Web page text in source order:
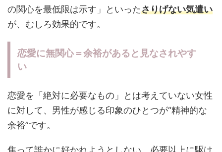
の関心を最低限は示す」といったさりげない気遣い
が、むしろ効果的です。
恋愛に無関心＝余裕があると見なされやす
い
恋愛を「絶対に必要なもの」とは考えていない女性
に対して、男性が感じる印象のひとつが“精神的な
余裕”です。
焦って誰かに好かれようとしない、必要以上に駆け